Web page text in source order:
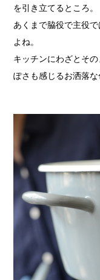
を引き立てるところ。
あくまで脇役で主役
よね。
キッチンにわざとそ
ぽさも感じるお洒落な